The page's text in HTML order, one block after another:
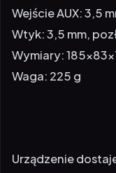
Wejście AUX: 3,5
Wtyk: 3,5 mm,
Wymiary:
Waga: 225 g
Urządzenie